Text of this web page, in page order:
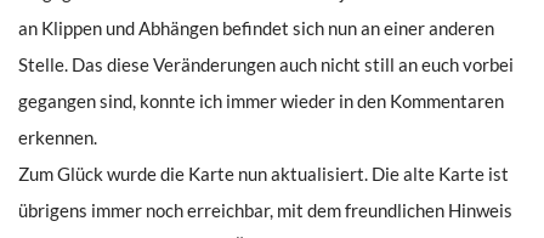
an Klippen und Abhängen befindet sich nun an einer anderen
Stelle. Das diese Veränderungen auch nicht still an euch vorbei
gegangen sind, konnte ich immer wieder in den Kommentaren
erkennen.
Zum Glück wurde die Karte nun aktualisiert. Die alte Karte ist
übrigens immer noch erreichbar, mit dem freundlichen Hinweis